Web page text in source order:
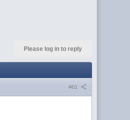
Please log in to reply
#61